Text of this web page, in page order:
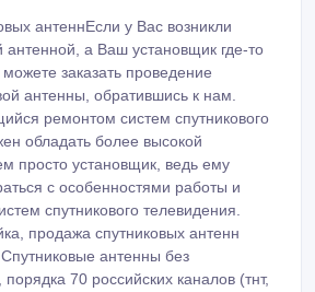
антеннЕсли у Вас возникли
а Ваш установщик где-то
заказать проведение
антенны, обратившись к нам.
ремонтом систем спутникового
обладать более высокой
просто установщик, ведь ему
с особенностями работы и
спутникового телевидения.
продажа спутниковых антенн
антенны без
70 российских каналов (тнт,